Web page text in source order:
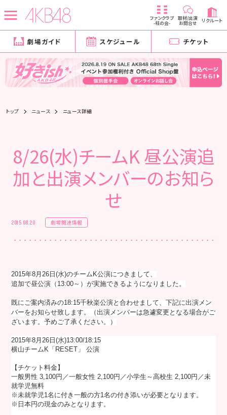
ファンクラブ
-柱の会-
取材/出演
お問合せ リクルート
劇場ガイド スケジュール チケット
トップ ニュース ニュース詳細
8/26(水)チームK 昼公演追
加と出演メンバーのお知ら
せ
2015.08.20 劇場関連情報
2015年8月26日(水)のチームK公演につきまして、
追加で昼公演（13:00～）が実施できるようになりました。
既にご案内済みの18:15千秋楽公演と合わせまして、下記に出演メン
バーをお知らせ致します。（出演メンバーは急遽変更となる場合がご
ざいます。予めご了承ください。）
2015年8月26日(水)13:00/18:15
横山チームK「RESET」 公演
【チケット料金】
一般男性 3,100円／一般女性 2,100円／小学生～高校生 2,100円／未
就学児無料
※未就学児1名に付き一般の方1名の付き添いが必要となります。
※日本円の現金のみとなります。